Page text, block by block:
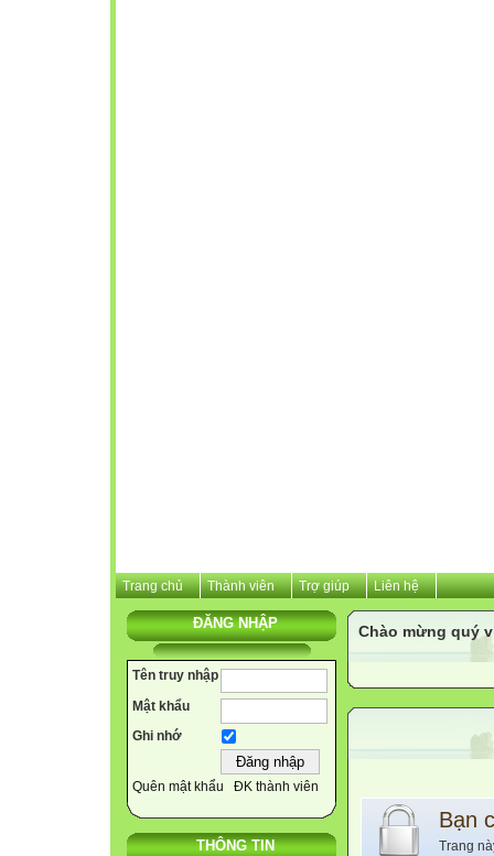
Trang chủ Thành viên Trợ giúp Liên hệ
ĐĂNG NHẬP
Tên truy nhập
Mật khẩu
Ghi nhớ
Quên mật khẩu ĐK thành viên
THÔNG TIN
Chào mừng quý
Bạn
Trang